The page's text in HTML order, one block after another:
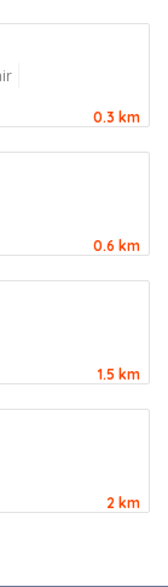
0.3 km
0.6 km
1.5 km
2 km